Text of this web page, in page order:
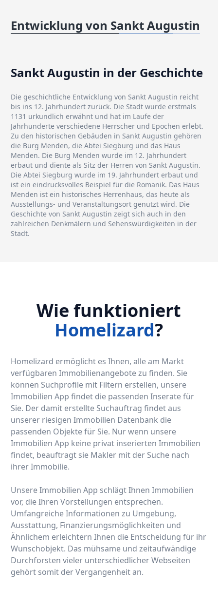
Entwicklung von Sankt Augustin
Sankt Augustin in der Geschichte
Die geschichtliche Entwicklung von Sankt Augustin reicht
bis ins 12. Jahrhundert zurück. Die Stadt wurde erstmals
1131 urkundlich erwähnt und hat im Laufe der
Jahrhunderte verschiedene Herrscher und Epochen erlebt.
Zu den historischen Gebäuden in Sankt Augustin gehören
die Burg Menden, die Abtei Siegburg und das Haus
Menden. Die Burg Menden wurde im 12. Jahrhundert
erbaut und diente als Sitz der Herren von Sankt Augustin.
Die Abtei Siegburg wurde im 19. Jahrhundert erbaut und
ist ein eindrucksvolles Beispiel für die Romanik. Das Haus
Menden ist ein historisches Herrenhaus, das heute als
Ausstellungs- und Veranstaltungsort genutzt wird. Die
Geschichte von Sankt Augustin zeigt sich auch in den
zahlreichen Denkmälern und Sehenswürdigkeiten in der
Stadt.
Wie funktioniert
Homelizard?
Homelizard ermöglicht es Ihnen, alle am Markt
verfügbaren Immobilienangebote zu finden. Sie
können Suchprofile mit Filtern erstellen, unsere
Immobilien App findet die passenden Inserate für
Sie. Der damit erstellte Suchauftrag findet aus
unserer riesigen Immobilien Datenbank die
passenden Objekte für Sie. Nur wenn unsere
Immobilien App keine privat inserierten Immobilien
findet, beauftragt sie Makler mit der Suche nach
ihrer Immobilie.
Unsere Immobilien App schlägt Ihnen Immobilien
vor, die Ihren Vorstellungen entsprechen.
Umfangreiche Informationen zu Umgebung,
Ausstattung, Finanzierungsmöglichkeiten und
Ähnlichem erleichtern Ihnen die Entscheidung für ihr
Wunschobjekt. Das mühsame und zeitaufwändige
Durchforsten vieler unterschiedlicher Webseiten
gehört somit der Vergangenheit an.